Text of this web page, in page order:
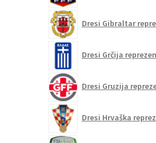
Dresi Gibraltar
Dresi Grčija
Dresi Gruzija
Dresi Hrvaška